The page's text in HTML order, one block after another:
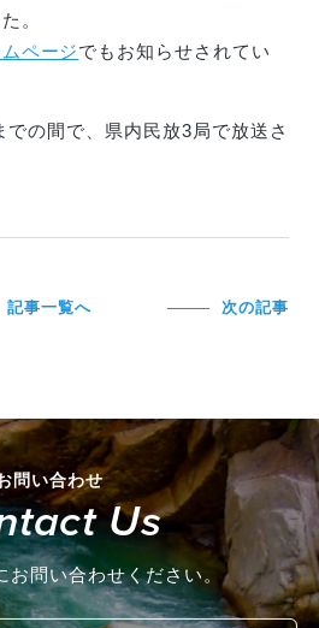
。
ページでもお知らせされてい
の間で、県内民放3局で放送さ
記事一覧へ 次の記事
問い合わせ
Us
お問い合わせください。